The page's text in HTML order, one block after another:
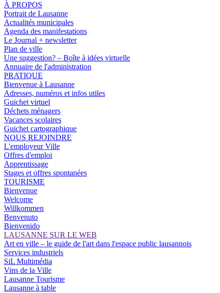
À PROPOS
Portrait de Lausanne
Actualités municipales
Agenda des manifestations
Le Journal + newsletter
Plan de ville
Une suggestion? – Boîte à idées virtuelle
Annuaire de l'administration
PRATIQUE
Bienvenue à Lausanne
Adresses, numéros et infos utiles
Guichet virtuel
Déchets ménagers
Vacances scolaires
Guichet cartographique
NOUS REJOINDRE
L'employeur Ville
Offres d'emploi
Apprentissage
Stages et offres spontanées
TOURISME
Bienvenue
Welcome
Willkommen
Benvenuto
Bienvenido
LAUSANNE SUR LE WEB
Art en ville – le guide de l'art dans l'espace public lausannois
Services industriels
SiL Multimédia
Vins de la Ville
Lausanne Tourisme
Lausanne à table